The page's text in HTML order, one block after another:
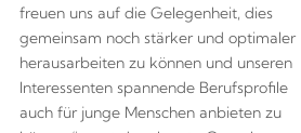
freuen uns auf die Gelegenheit, dies
gemeinsam noch stärker und optimaler
herausarbeiten zu können und unseren
Interessenten spannende Berufsprofile
auch für junge Menschen anbieten zu